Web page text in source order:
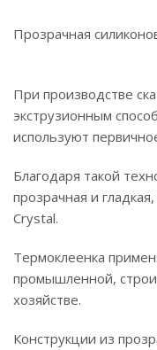
Прозрачная
При производстве
экструзионным
используют
Благодаря такой
прозрачная и
Crystal.
Термоклеенка
промышленной,
хозяйстве.
Конструкции из